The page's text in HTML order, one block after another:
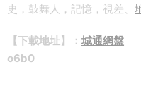
史，鼓舞人，記憶，視差、
【下載地址】： 城通網盤
o6b0